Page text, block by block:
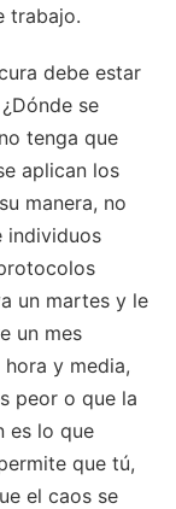
trabajo.
debe estar
se
tenga que
aplican los
manera, no
individuos
un martes y le
un mes
y media,
peor o que la
es lo que
que tú,
el caos se